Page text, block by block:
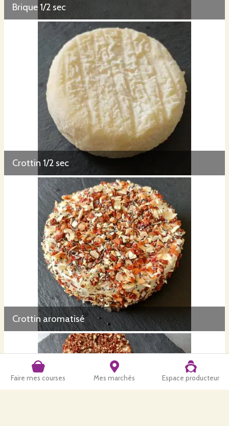
Faire mes courses Mes marchés Espace producteur
Brique 1/2 sec
Crottin 1/2 sec
Crottin aromatisé